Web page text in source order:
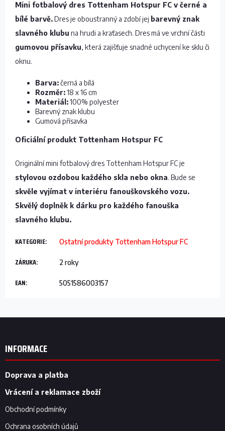
Mini fotbalový dres Tottenham Hotspur FC v černé a
bílé barvě.Dres je oboustranný a zdobí jej barevný znak
slavného klubu na hrudi a kraťasech. Dres má ve vrchní části
gumovou přísavku, která zajišťuje snadné uchycení ke sklu či
oknu.
Barva:černá a bílá
Rozměr:18 x 16 cm
Materiál:100% polyester
Barevný znak klubu
Gumová přísavka
Oficiální produkt Tottenham Hotspur FC
Originální mini fotbalový dres Tottenham Hotspur FC je
stylovou ozdobou každého skla nebo okna. Bude se
skvěle vyjímat v interiéru fanouškovského vozu.
Skvělý doplněk k dárku pro každého fanouška
slavného klubu.
KATEGORIE: Ostatní produkty Tottenham Hotspur FC
ZÁRUKA: 2 roky
EAN: 5051586003157
Z
INFORMACE
Doprava a platba
Vrácení a reklamace zboží
Obchodní podmínky
Ochrana osobních údajů